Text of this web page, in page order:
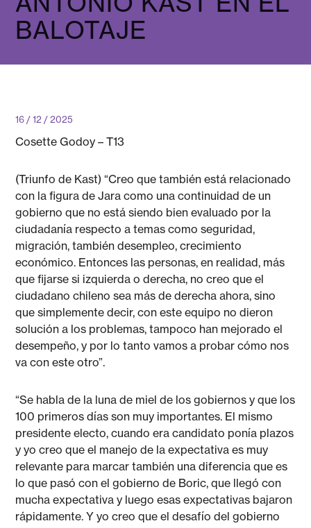
BALOTAJE
16 / 12 / 2025
Cosette Godoy – T13
(Triunfo de Kast) “Creo que también está relacionado
con la figura de Jara como una continuidad de un
gobierno que no está siendo bien evaluado por la
ciudadanía respecto a temas como seguridad,
migración, también desempleo, crecimiento
económico. Entonces las personas, en realidad, más
que fijarse si izquierda o derecha, no creo que el
ciudadano chileno sea más de derecha ahora, sino
que simplemente decir, con este equipo no dieron
solución a los problemas, tampoco han mejorado el
desempeño, y por lo tanto vamos a probar cómo nos
va con este otro”.
“Se habla de la luna de miel de los gobiernos y que los
100 primeros días son muy importantes. El mismo
presidente electo, cuando era candidato ponía plazos
y yo creo que el manejo de la expectativa es muy
relevante para marcar también una diferencia que es
lo que pasó con el gobierno de Boric, que llegó con
mucha expectativa y luego esas expectativas bajaron
rápidamente. Y yo creo que el desafío del gobierno